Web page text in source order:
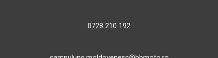
0728 210 192